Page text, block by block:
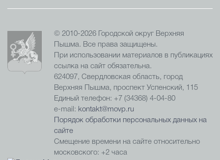
© 2010-2026 Городской округ Верхняя
Пышма. Все права защищены.
При использовании материалов в публикациях
ссылка на сайт обязательна.
624097, Свердловская область, город
Верхняя Пышма, проспект Успенский, 115
Единый телефон: +7 (34368) 4-04-80
e-mail: kontakt@movp.ru
Порядок обработки персональных данных на
сайте
Смещение времени на сайте относительно
московского: +2 часа